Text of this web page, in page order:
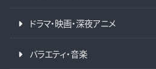
ドラマ・映画・深夜アニメ
バラエティ・音楽